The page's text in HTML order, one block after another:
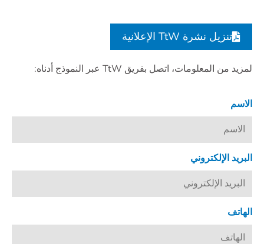
تنزيل نشرة TtW الإعلانية
لمزيد من المعلومات، اتصل بفريق TtW عبر النموذج أدناه:
الاسم
البريد الإلكتروني
الهاتف